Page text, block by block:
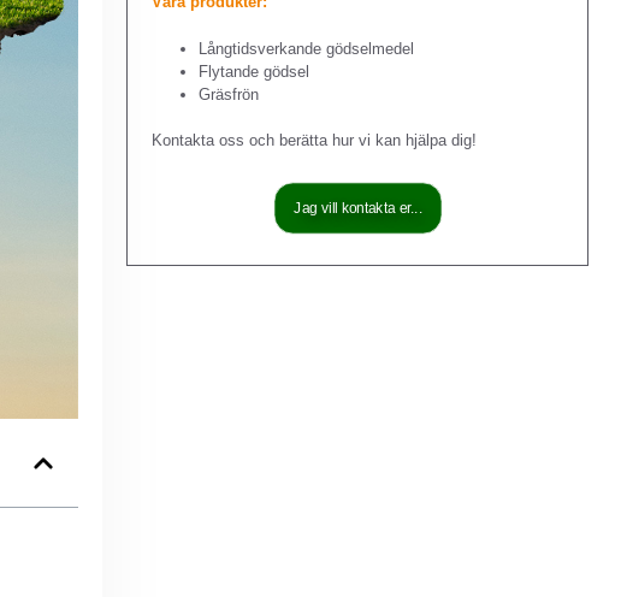
Långtidsverkande gödselmedel
Flytande gödsel
Gräsfrön
Kontakta oss och berätta hur vi kan hjälpa dig!
Jag vill kontakta er...